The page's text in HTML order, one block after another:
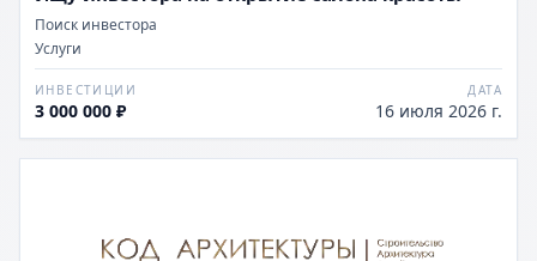
Поиск инвестора
Услуги
ИНВЕСТИЦИИ
3 000 000 ₽
ДАТА
16 июля 2026 г.